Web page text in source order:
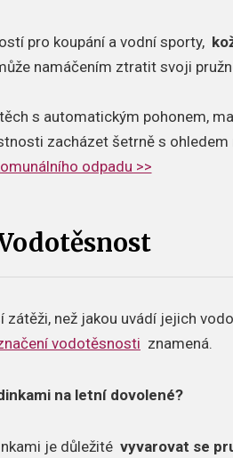
pro koupání a vodní sporty,
namáčením ztratit svoji
s automatickým pohonem,
zacházet šetrně s ohledem
odpadu >>
než jakou uvádí jejich
vodotěsnosti znamená.
na letní dovolené?
je důležité vyvarovat se